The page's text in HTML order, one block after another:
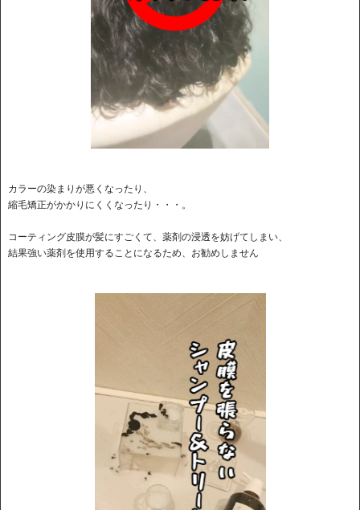
カラーの染まりが悪くなったり、
縮毛矯正がかかりにくくなったり・・・。
コーティング皮膜が髪にすごくて、薬剤の浸透を妨げてしまい、
結果強い薬剤を使用することになるため、お勧めしません